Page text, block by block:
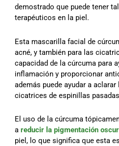
demostrado que puede tener
terapéuticos en la piel.
Esta mascarilla facial de
acné, y también para las
capacidad de la cúrcuma para
inflamación y proporcionar
además puede ayudar a
cicatrices de espinillas
El uso de la cúrcuma
a reducir la pigmentación
piel, lo que significa que esta